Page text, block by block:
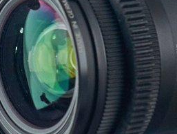
gestalten: Minister Limbach
Projekts Zukunftswerkstatt Justiz
Anwärter des Jahrgangs 2024/2026
NRW geehrt
helfen Streit schlichten!